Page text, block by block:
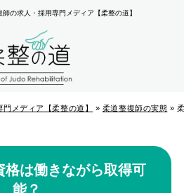
の求人・採用専門メディア【柔整の道】
メディア【柔整の道】 » 柔道整復師の実態 »
格は働きながら取得可
能？